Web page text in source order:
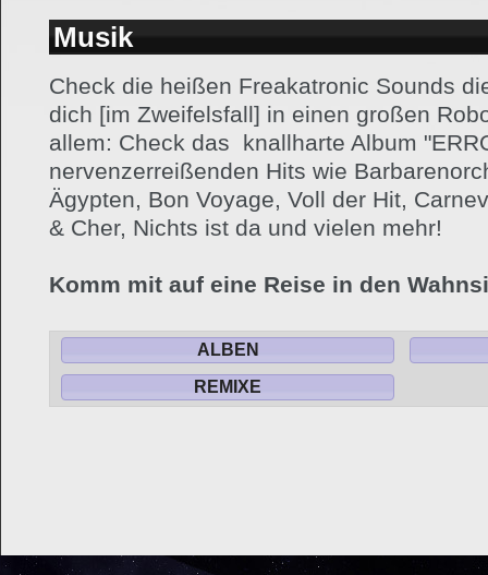
Musik
Check die heißen Freakatronic Sounds
dich [im Zweifelsfall] in einen großen
allem: Check das knallharte Album
nervenzerreißenden Hits wie
Ägypten, Bon Voyage, Voll der Hit,
& Cher, Nichts ist da und vielen mehr!
Komm mit auf eine Reise in den
ALBEN
REMIXE